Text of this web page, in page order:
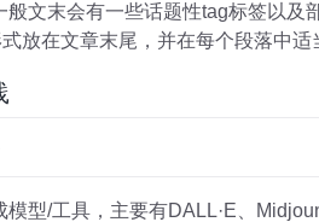
文末会有一些话题性tag标签以
放在文章末尾，并在每个段落中适
型/工具，主要有DALL·E、